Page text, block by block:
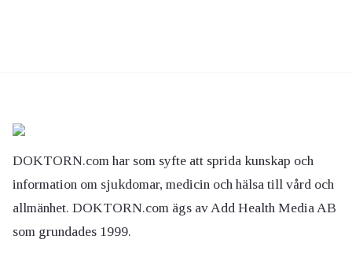
DOKTORN.com har som syfte att sprida kunskap och
information om sjukdomar, medicin och hälsa till vård och
allmänhet. DOKTORN.com ägs av Add Health Media AB
som grundades 1999.